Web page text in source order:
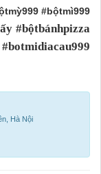
#bộtmì999
#bộtbánhpizza
Hà Nội